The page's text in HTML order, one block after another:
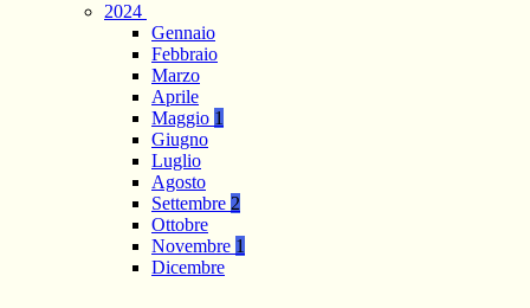
2024
Gennaio
Febbraio
Marzo
Aprile
Maggio 1
Giugno
Luglio
Agosto
Settembre 2
Ottobre
Novembre 1
Dicembre